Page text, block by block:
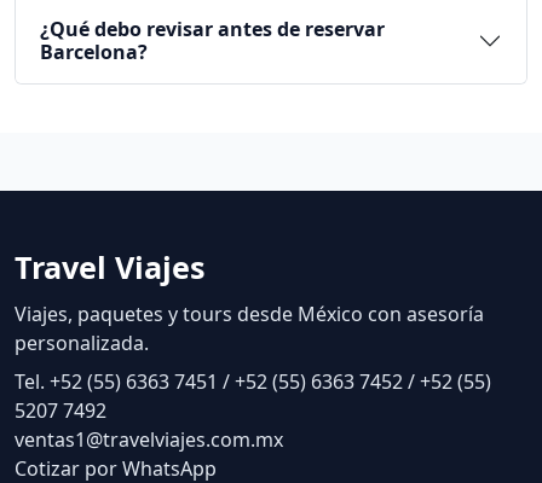
¿Qué debo revisar antes de reservar
Barcelona?
Travel Viajes
Viajes, paquetes y tours desde México con asesoría
personalizada.
Tel. +52 (55) 6363 7451 / +52 (55) 6363 7452 / +52 (55)
5207 7492
ventas1@travelviajes.com.mx
Cotizar por WhatsApp